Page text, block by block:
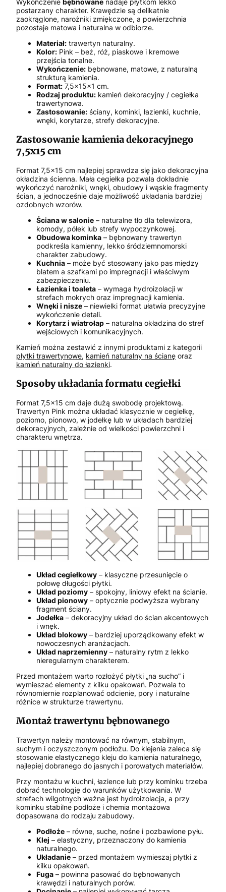
postarzany charakter. Krawędzie są delikatnie
zaokrąglone, narożniki zmiękczone, a powierzchnia
pozostaje matowa i naturalna w odbiorze.
Materiał: trawertyn naturalny.
Kolor: Pink – beż, róż, piaskowe i kremowe
przejścia tonalne.
Wykończenie: bębnowane, matowe, z naturalną
strukturą kamienia.
Format: 7,5x15x1 cm.
Rodzaj produktu: kamień dekoracyjny / cegiełka
trawertynowa.
Zastosowanie: ściany, kominki, łazienki, kuchnie,
wnęki, korytarze, strefy dekoracyjne.
Zastosowanie kamienia dekoracyjnego
7,5x15 cm
Format 7,5x15 cm najlepiej sprawdza się jako dekoracyjna
okładzina ścienna. Mała cegiełka pozwala dokładnie
wykończyć narożniki, wnęki, obudowy i wąskie fragmenty
ścian, a jednocześnie daje możliwość układania bardziej
ozdobnych wzorów.
Ściana w salonie – naturalne tło dla telewizora,
komody, półek lub strefy wypoczynkowej.
Obudowa kominka – bębnowany trawertyn
podkreśla kamienny, lekko śródziemnomorski
charakter zabudowy.
Kuchnia – może być stosowany jako pas między
blatem a szafkami po impregnacji i właściwym
zabezpieczeniu.
Łazienka i toaleta – wymaga hydroizolacji w
strefach mokrych oraz impregnacji kamienia.
Wnęki i nisze – niewielki format ułatwia precyzyjne
wykończenie detali.
Korytarz i wiatrołap – naturalna okładzina do stref
wejściowych i komunikacyjnych.
Kamień można zestawić z innymi produktami z kategorii
płytki trawertynowe, kamień naturalny na ścianę oraz
kamień naturalny do łazienki.
Sposoby układania formatu cegiełki
Format 7,5x15 cm daje dużą swobodę projektową.
Trawertyn Pink można układać klasycznie w cegiełkę,
poziomo, pionowo, w jodełkę lub w układach bardziej
dekoracyjnych, zależnie od wielkości powierzchni i
charakteru wnętrza.
Układ cegiełkowy – klasyczne przesunięcie o
połowę długości płytki.
Układ poziomy – spokojny, liniowy efekt na ścianie.
Układ pionowy – optycznie podwyższa wybrany
fragment ściany.
Jodełka – dekoracyjny układ do ścian akcentowych
i wnęk.
Układ blokowy – bardziej uporządkowany efekt w
nowoczesnych aranżacjach.
Układ naprzemienny – naturalny rytm z lekko
nieregularnym charakterem.
Przed montażem warto rozłożyć płytki „na sucho” i
wymieszać elementy z kilku opakowań. Pozwala to
równomiernie rozplanować odcienie, pory i naturalne
różnice w strukturze trawertynu.
Montaż trawertynu bębnowanego
Trawertyn należy montować na równym, stabilnym,
suchym i oczyszczonym podłożu. Do klejenia zaleca się
stosowanie elastycznego kleju do kamienia naturalnego,
najlepiej dobranego do jasnych i porowatych materiałów.
Przy montażu w kuchni, łazience lub przy kominku trzeba
dobrać technologię do warunków użytkowania. W
strefach wilgotnych ważna jest hydroizolacja, a przy
kominku stabilne podłoże i chemia montażowa
dopasowana do rodzaju zabudowy.
Podłoże – równe, suche, nośne i pozbawione pyłu.
Klej – elastyczny, przeznaczony do kamienia
naturalnego.
Układanie – przed montażem wymieszaj płytki z
kilku opakowań.
Fuga – powinna pasować do bębnowanych
krawędzi i naturalnych porów.